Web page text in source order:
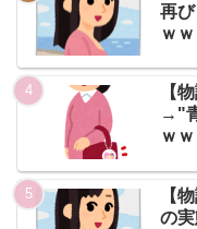
再
ｗ
【
→"
ｗｗ
【
の